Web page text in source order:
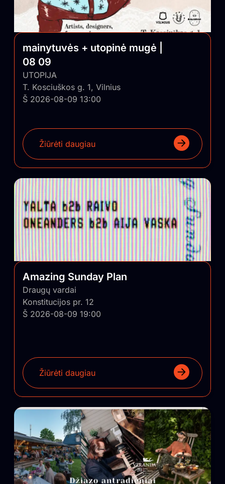
pagalba panašūs nekomerciniai projektai būtų
sugrąžinti ir įskiepyti į Lietuvos regionus.
mainytuvės + utopinė mugė |
08 09
UTOPIJA
T. Kosciuškos g. 1, Vilnius
Š 2026-08-09 13:00
Žiūrėti daugiau
Amazing Sunday Plan
Draugų vardai
Konstitucijos pr. 12
Š 2026-08-09 19:00
Žiūrėti daugiau